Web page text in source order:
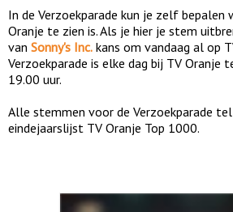
In de Verzoekparade kun je zelf bepalen
Oranje te zien is. Als je hier je stem
van Sonny's Inc. kans om vandaag al op
Verzoekparade is elke dag bij TV Oranje
19.00 uur.
Alle stemmen voor de Verzoekparade
eindejaarslijst TV Oranje Top 1000.